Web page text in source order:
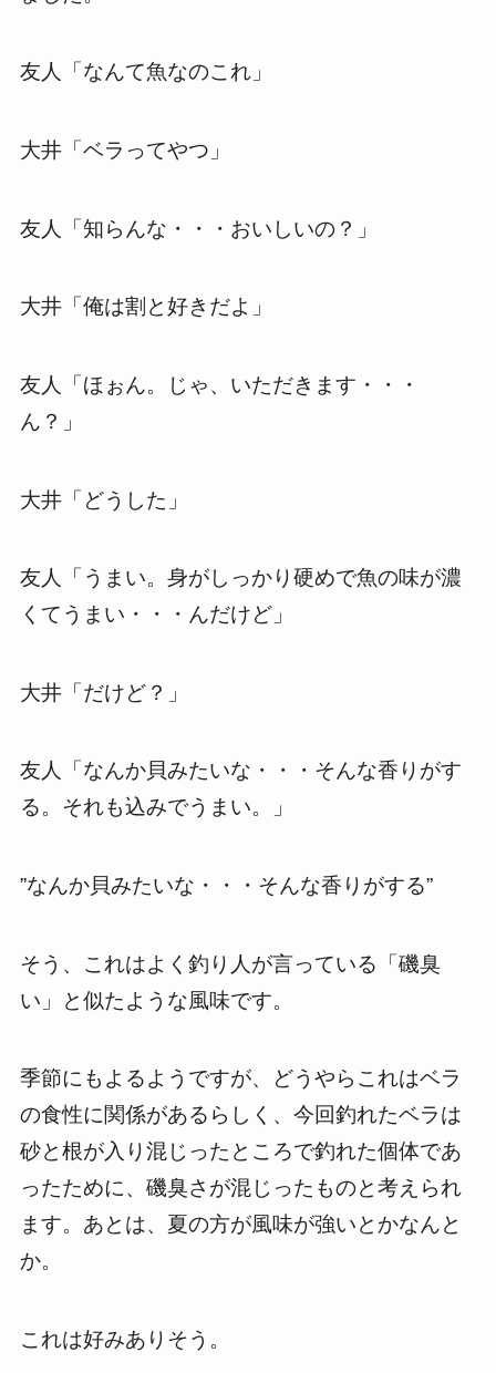
友人「なんて魚なのこれ」
大井「ベラってやつ」
友人「知らんな・・・おいしいの？」
大井「俺は割と好きだよ」
友人「ほぉん。じゃ、いただきます・・・
ん？」
大井「どうした」
友人「うまい。身がしっかり硬めで魚の味が濃
くてうまい・・・んだけど」
大井「だけど？」
友人「なんか貝みたいな・・・そんな香りがす
る。それも込みでうまい。」
”なんか貝みたいな・・・そんな香りがする”
そう、これはよく釣り人が言っている「磯臭
い」と似たような風味です。
季節にもよるようですが、どうやらこれはベラ
の食性に関係があるらしく、今回釣れたベラは
砂と根が入り混じったところで釣れた個体であ
ったために、磯臭さが混じったものと考えられ
ます。あとは、夏の方が風味が強いとかなんと
か。
これは好みありそう。